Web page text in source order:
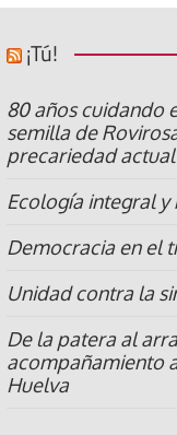
¡Tú!
80 años cuidando
semilla de
precariedad actual
Ecología integral
Democracia en el
Unidad contra la
De la patera al
acompañamiento
Huelva